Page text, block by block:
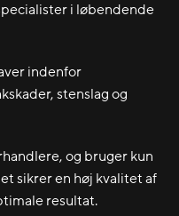
i løbendende
indenfor
stenslag og
og bruger kun
sikrer en høj kvalitet af
resultat.